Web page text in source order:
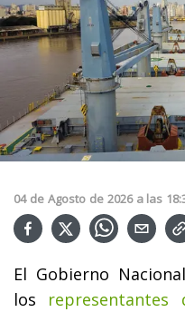
04 de Agosto de 2026 a las
El Gobierno
los